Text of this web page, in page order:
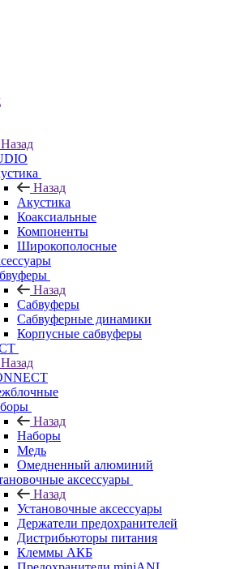
Назад
Назад
Акустика
Коаксиальные
Компоненты
Широкополосные
Назад
Сабвуферы
Сабвуферные динамики
Корпусные сабвуферы
Назад
Назад
Наборы
Медь
Омедненный алюминий
аксессуары
Назад
Установочные аксессуары
Держатели предохранителей
Дистрибьюторы питания
Клеммы АКБ